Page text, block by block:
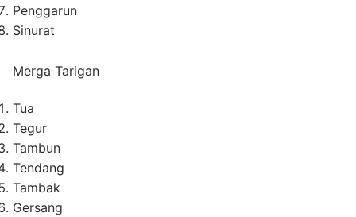
Penggarun
Sinurat
Merga Tarigan
Tua
Tegur
Tambun
Tendang
Tambak
Gersang